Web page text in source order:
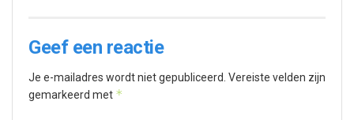
Geef een reactie
Je e-mailadres wordt niet gepubliceerd. Vereiste velden zijn
gemarkeerd met *